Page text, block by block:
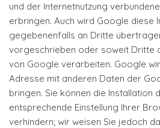
und der Internetnutzung
erbringen. Auch wird Google diese
gegebenenfalls an Dritte
vorgeschrieben oder soweit Dritte
von Google verarbeiten. Google
Adresse mit anderen Daten der
bringen. Sie können die Installation
entsprechende Einstellung Ihrer
verhindern; wir weisen Sie jedoch